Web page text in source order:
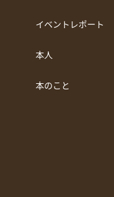
イベントレポート
本人
本のこと